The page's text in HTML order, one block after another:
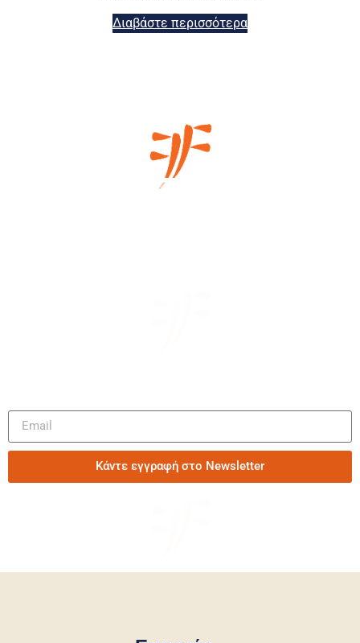
Διαβάστε περισσότερα
Κάντε εγγραφή στο Newsletter